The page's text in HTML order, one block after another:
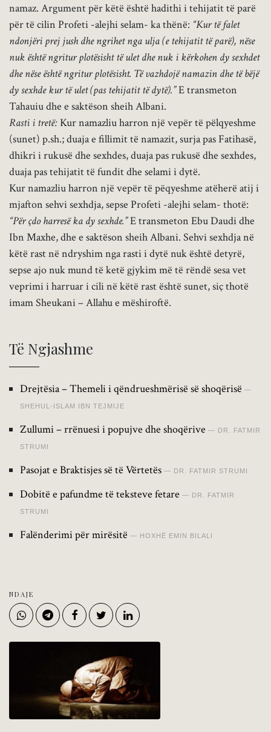
namaz. Argument për këtë është hadithi i tehijatit të parë
për të cilin Profeti -alejhi selam- ka thënë: “Kur të falet
ndonjëri prej jush dhe ngrihet nga ulja (e tehijatit të parë), nëse
nuk është ngritur plotësisht të ulet dhe nuk i kërkohen dy sexhdet
dhe nëse është ngritur plotësisht. Të vazhdojë namazin dhe të bëjë
dy sexhde kur të ulet (pas tehijatit të dytë).”E transmeton
Tahauiu dhe e saktëson sheih Albani.
Rasti i tretë:Kur namazliu harron një vepër të pëlqyeshme
(sunet) p.sh.; duaja e fillimit të namazit, surja pas Fatihasë,
dhikri i rukusë dhe sexhdes, duaja pas rukusë dhe sexhdes,
duaja pas tehijatit të fundit dhe selami i dytë.
Kur namazliu harron një vepër të pëqyeshme atëherë atij i
mjafton sehvi sexhdja, sepse Profeti -alejhi selam- thotë:
“Për çdo harresë ka dy sexhde.”E transmeton Ebu Daudi dhe
Ibn Maxhe, dhe e saktëson sheih Albani. Sehvi sexhdja në
këtë rast në ndryshim nga rasti i dytë nuk është detyrë,
sepse ajo nuk mund të ketë gjykim më të rëndë sesa vet
veprimi i harruar i cili në këtë rast është sunet, siç thotë
imam Sheukani – Allahu e mëshiroftë.
Të Ngjashme
Drejtësia – Themeli i qëndrueshmërisë së shoqërisë
SHEHUL-ISLAM IBN TEJMIJE
Zullumi – rrënuesi i popujve dhe shoqërive DR. FATMIR
STRUMI
Pasojat e Braktisjes së të Vërtetës DR. FATMIR STRUMI
Dobitë e pafundme të teksteve fetare DR. FATMIR
STRUMI
Falënderimi për mirësitë HOXHË EMIN BILALI
NDAJE